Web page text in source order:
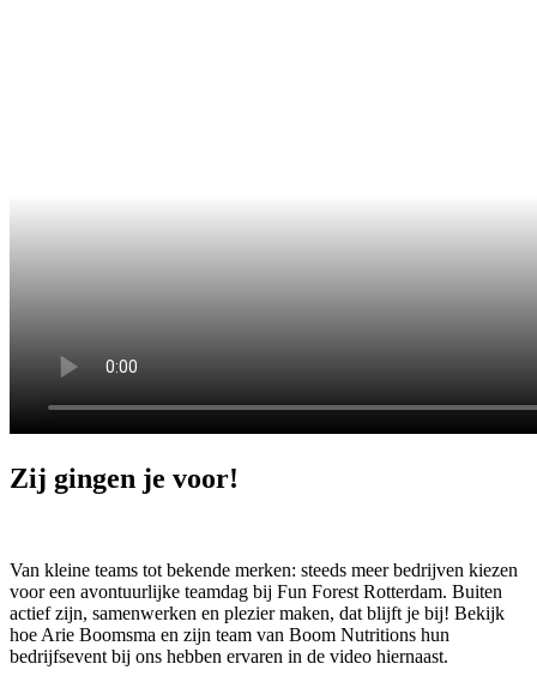
Zij gingen je voor!
Van kleine teams tot bekende merken: steeds meer bedrijven kiezen
voor een avontuurlijke teamdag bij Fun Forest Rotterdam. Buiten
actief zijn, samenwerken en plezier maken, dat blijft je bij! Bekijk
hoe Arie Boomsma en zijn team van Boom Nutritions hun
bedrijfsevent bij ons hebben ervaren in de video hiernaast.